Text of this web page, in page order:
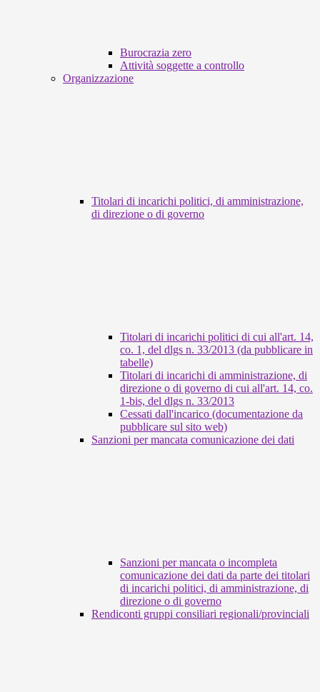
Burocrazia zero
Attività soggette a controllo
Organizzazione
Titolari di incarichi politici, di amministrazione,
di direzione o di governo
Titolari di incarichi politici di cui all'art. 14,
co. 1, del dlgs n. 33/2013 (da pubblicare in
tabelle)
Titolari di incarichi di amministrazione, di
direzione o di governo di cui all'art. 14, co.
1-bis, del dlgs n. 33/2013
Cessati dall'incarico (documentazione da
pubblicare sul sito web)
Sanzioni per mancata comunicazione dei dati
Sanzioni per mancata o incompleta
comunicazione dei dati da parte dei titolari
di incarichi politici, di amministrazione, di
direzione o di governo
Rendiconti gruppi consiliari regionali/provinciali